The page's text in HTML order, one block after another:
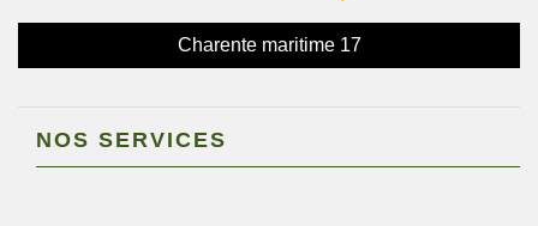
Charente maritime 17
NOS SERVICES